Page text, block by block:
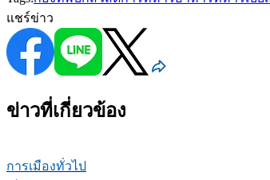
แชร์ข่าว
ข่าวที่เกี่ยวข้อง
การเมืองทั่วไป